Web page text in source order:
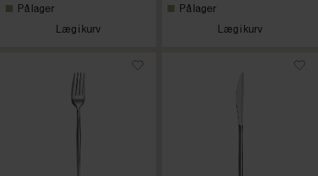
På lager
Læg i kurv
På lager
Læg i kurv